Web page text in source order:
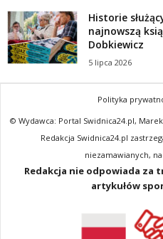
Historie
najnowszą
Dobkiewicz
5 lipca 2026
Polityka
© Wydawca: Portal Swidnica24.pl,
Redakcja Swidnica24.pl
niezamawianych,
Redakcja nie odpowiada za
artykułów